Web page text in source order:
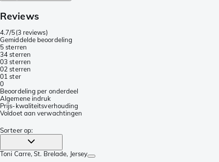
Reviews
4.7/5(3 reviews)
Gemiddelde beoordeling
5 sterren
34 sterren
03 sterren
02 sterren
01 ster
0
Beoordeling per onderdeel
Algemene indruk
Prijs-kwaliteitsverhouding
Voldoet aan verwachtingen
Sorteer op:
Toni Carre, St. Brelade, Jersey